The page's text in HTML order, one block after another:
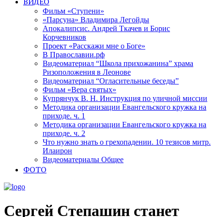
Фильм «Ступени»
«Парсуна» Владимира Легойды
Апокалипсис. Андрей Ткачев и Борис
Корчевников
Проект «Расскажи мне о Боге»
В Православии.рф
Видеоматериал “Школа прихожанина” храма
Ризоположения в Леонове
Видеоматериал “Огласительные беседы”
Фильм «Вера святых»
Купрянчук В. Н. Инструкция по уличной миссии
Методика организации Евангельского кружка на
приходе. ч. 1
Методика организации Евангельского кружка на
приходе. ч. 2
Что нужно знать о грехопадении. 10 тезисов митр.
Илаирон
Видеоматериалы Общее
ФОТО
Сергей Степашин станет